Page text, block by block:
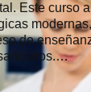
Este curso
de